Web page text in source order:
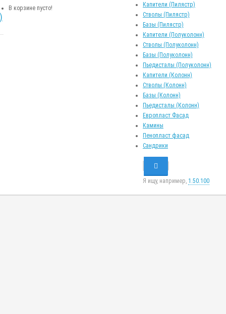
В корзине пусто!
Капители (Пилястр)
Стволы (Пилястр)
Базы (Пилястр)
Капители (Полуколонн)
Стволы (Полуколонн)
Базы (Полуколонн)
Пьедисталы (Полуколонн)
Капители (Колонн)
Стволы (Колонн)
Базы (Колонн)
Пьедисталы (Колонн)
Европласт Фасад
Камины
Пенопласт фасад
Сандрики
Я ищу, например, 1.50.100